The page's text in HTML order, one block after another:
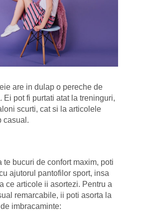
are in dulap o pereche de
Ei pot fi purtati atat la treninguri,
scurti, cat si la articolele
casual.
te bucuri de confort maxim, poti
ajutorul pantofilor sport, insa
ce articole ii asortezi. Pentru a
remarcabile, ii poti asorta la
imbracaminte: